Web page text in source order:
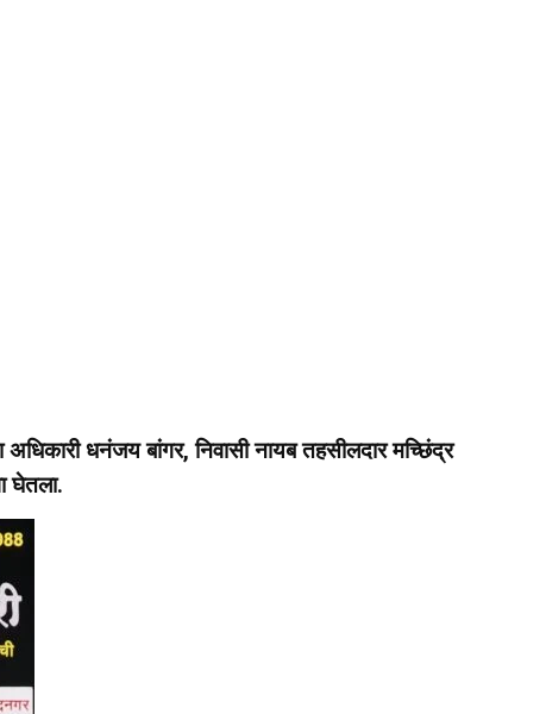
धनंजय बांगर, निवासी नायब तहसीलदार मच्छिंद्र
घेतला.